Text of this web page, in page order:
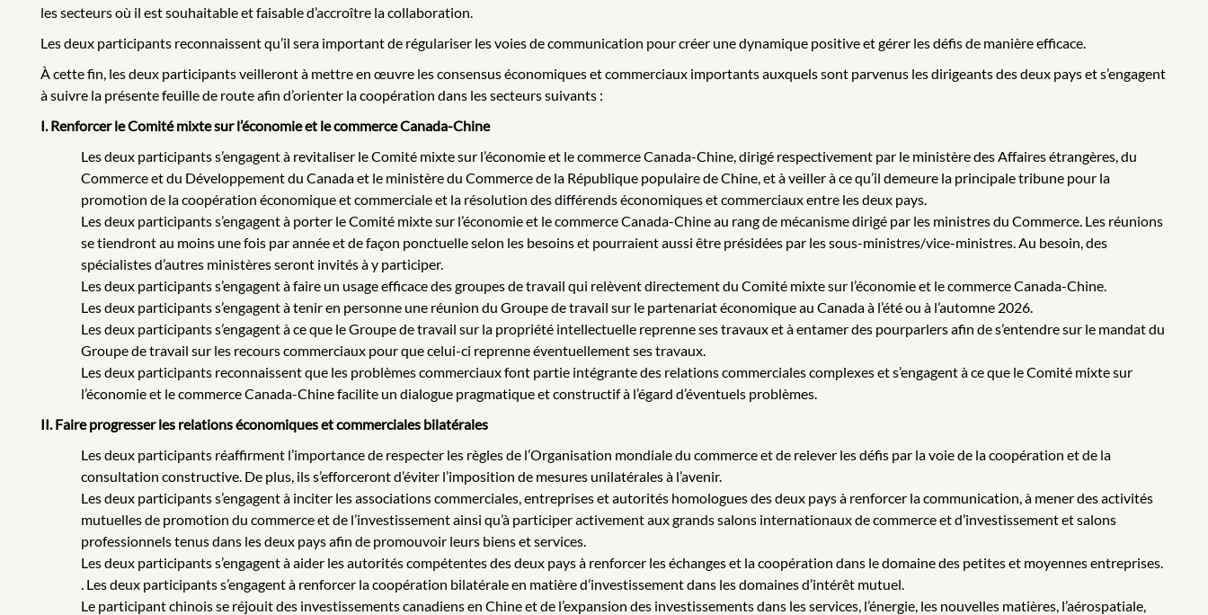
les secteurs où il est souhaitable et faisable d’accroître la collaboration.
Les deux participants reconnaissent qu’il sera important de régulariser les voies de communication pour créer une dynamique positive et gérer les défis de manière efficace.
À cette fin, les deux participants veilleront à mettre en œuvre les consensus économiques et commerciaux importants auxquels sont parvenus les dirigeants des deux pays et s’engagent
à suivre la présente feuille de route afin d’orienter la coopération dans les secteurs suivants :
I. Renforcer le Comité mixte sur l’économie et le commerce Canada-Chine
Les deux participants s’engagent à revitaliser le Comité mixte sur l’économie et le commerce Canada-Chine, dirigé respectivement par le ministère des Affaires étrangères, du
Commerce et du Développement du Canada et le ministère du Commerce de la République populaire de Chine, et à veiller à ce qu’il demeure la principale tribune pour la
promotion de la coopération économique et commerciale et la résolution des différends économiques et commerciaux entre les deux pays.
Les deux participants s’engagent à porter le Comité mixte sur l’économie et le commerce Canada-Chine au rang de mécanisme dirigé par les ministres du Commerce. Les réunions
se tiendront au moins une fois par année et de façon ponctuelle selon les besoins et pourraient aussi être présidées par les sous-ministres/vice-ministres. Au besoin, des
spécialistes d’autres ministères seront invités à y participer.
Les deux participants s’engagent à faire un usage efficace des groupes de travail qui relèvent directement du Comité mixte sur l’économie et le commerce Canada-Chine.
Les deux participants s’engagent à tenir en personne une réunion du Groupe de travail sur le partenariat économique au Canada à l’été ou à l’automne 2026.
Les deux participants s’engagent à ce que le Groupe de travail sur la propriété intellectuelle reprenne ses travaux et à entamer des pourparlers afin de s’entendre sur le mandat du
Groupe de travail sur les recours commerciaux pour que celui-ci reprenne éventuellement ses travaux.
Les deux participants reconnaissent que les problèmes commerciaux font partie intégrante des relations commerciales complexes et s’engagent à ce que le Comité mixte sur
l’économie et le commerce Canada-Chine facilite un dialogue pragmatique et constructif à l’égard d’éventuels problèmes.
II. Faire progresser les relations économiques et commerciales bilatérales
Les deux participants réaffirment l’importance de respecter les règles de l’Organisation mondiale du commerce et de relever les défis par la voie de la coopération et de la
consultation constructive. De plus, ils s’efforceront d’éviter l’imposition de mesures unilatérales à l’avenir.
Les deux participants s’engagent à inciter les associations commerciales, entreprises et autorités homologues des deux pays à renforcer la communication, à mener des activités
mutuelles de promotion du commerce et de l’investissement ainsi qu’à participer activement aux grands salons internationaux de commerce et d’investissement et salons
professionnels tenus dans les deux pays afin de promouvoir leurs biens et services.
Les deux participants s’engagent à aider les autorités compétentes des deux pays à renforcer les échanges et la coopération dans le domaine des petites et moyennes entreprises.
. Les deux participants s’engagent à renforcer la coopération bilatérale en matière d’investissement dans les domaines d’intérêt mutuel.
Le participant chinois se réjouit des investissements canadiens en Chine et de l’expansion des investissements dans les services, l’énergie, les nouvelles matières, l’aérospatiale,